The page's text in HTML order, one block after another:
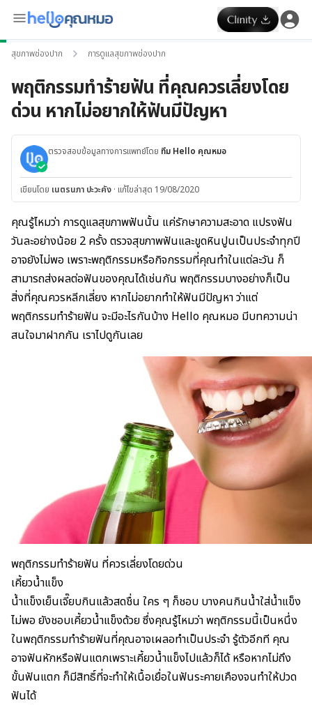
สุขภาพช่องปาก การดูแลสุขภาพช่องปาก
พฤติกรรมทำร้ายฟัน ที่คุณควรเลี่ยงโดย
ด่วน หากไม่อยากให้ฟันมีปัญหา
ตรวจสอบข้อมูลทางการแพทย์โดย ทีม Hello คุณหมอ
เขียนโดย เนตรนภา ปะวะคัง · แก้ไขล่าสุด 19/08/2020
คุณรู้ไหมว่า การดูแลสุขภาพฟันนั้น แค่รักษาความสะอาด แปรงฟัน
วันละอย่างน้อย 2 ครั้ง ตรวจสุขภาพฟันและขูดหินปูนเป็นประจำทุกปี
อาจยังไม่พอ เพราะพฤติกรรมหรือกิจกรรมที่คุณทำในแต่ละวัน ก็
สามารถส่งผลต่อฟันของคุณได้เช่นกัน พฤติกรรมบางอย่างก็เป็น
สิ่งที่คุณควรหลีกเลี่ยง หากไม่อยากทำให้ฟันมีปัญหา ว่าแต่
พฤติกรรมทำร้ายฟัน จะมีอะไรกันบ้าง Hello คุณหมอ มีบทความน่า
สนใจมาฝากกัน เราไปดูกันเลย
พฤติกรรมทำร้ายฟัน ที่ควรเลี่ยงโดยด่วน
เคี้ยวน้ำแข็ง
น้ำแข็งเย็นเจี๊ยบกินแล้วสดชื่น ใคร ๆ ก็ชอบ บางคนกินน้ำใส่น้ำแข็ง
ไม่พอ ยังชอบเคี้ยวน้ำแข็งด้วย ซึ่งคุณรู้ไหมว่า พฤติกรรมนี้เป็นหนึ่ง
ในพฤติกรรมทำร้ายฟันที่คุณอาจเผลอทำเป็นประจำ รู้ตัวอีกที คุณ
อาจฟันหักหรือฟันแตกเพราะเคี้ยวน้ำแข็งไปแล้วก็ได้ หรือหากไม่ถึง
ขั้นฟันแตก ก็มีสิทธิ์ที่จะทำให้เนื้อเยื่อในฟันระคายเคืองจนทำให้ปวด
ฟันได้